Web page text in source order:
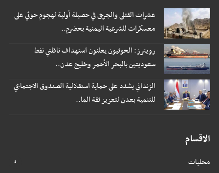
عشرات القتلى والجرحى في حصيلة أولية لهجوم حوثي على
معسكرات للشرعية اليمنية بحضرم..
رويترز: الحوثيون يعلنون استهداف ناقلتي نفط
سعوديتين بالبحر الأحمر وخليج عدن..
الزنداني يشدد على حماية استقلالية الصندوق الاجتماعي
للتنمية بعدن لتعزيز ثقة الما..
الاقسام
محليات